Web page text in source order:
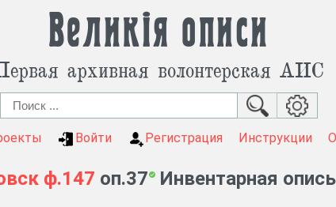
Великія описи
архивная волонтерская АИС
Войти Регистрация Инструкции
ф.147 оп.37 Инвентарная